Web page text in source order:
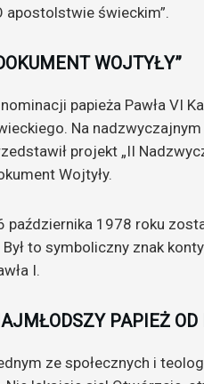
apostolstwie świeckim”.
WOJTYŁY”
papieża Pawła VI
Na
projekt „II
Wojtyły.
października 1978 roku
Był to symboliczny znak
I.
PAPIEŻ OD
ze społecznych i